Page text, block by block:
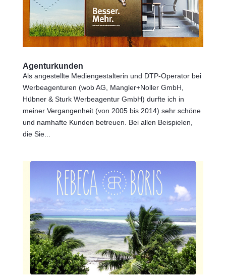
Agenturkunden
Als angestellte Mediengestalterin und DTP-Operator bei
Werbeagenturen (wob AG, Mangler+Noller GmbH,
Hübner & Sturk Werbeagentur GmbH) durfte ich in
meiner Vergangenheit (von 2005 bis 2014) sehr schöne
und namhafte Kunden betreuen. Bei allen Beispielen,
die Sie...